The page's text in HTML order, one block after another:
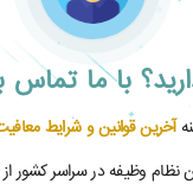
با ما تماس
آخرین قوانین و شرایط